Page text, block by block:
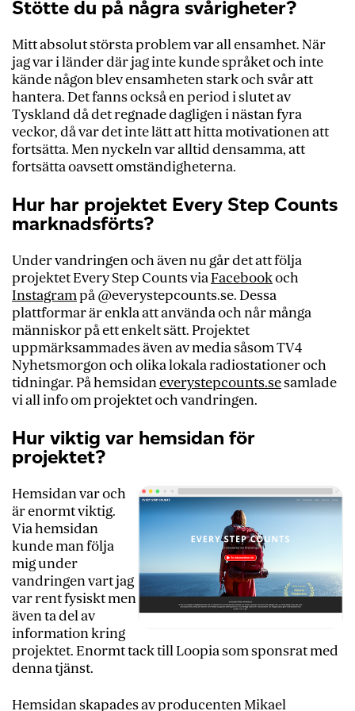
Stötte du på några svårigheter?
Mitt absolut största problem var all ensamhet. När
jag var i länder där jag inte kunde språket och inte
kände någon blev ensamheten stark och svår att
hantera. Det fanns också en period i slutet av
Tyskland då det regnade dagligen i nästan fyra
veckor, då var det inte lätt att hitta motivationen att
fortsätta. Men nyckeln var alltid densamma, att
fortsätta oavsett omständigheterna.
Hur har projektet Every Step Counts
marknadsförts?
Under vandringen och även nu går det att följa
projektet Every Step Counts viaFacebookoch
Instagrampå @everystepcounts.se. Dessa
plattformar är enkla att använda och når många
människor på ett enkelt sätt. Projektet
uppmärksammades även av media såsom TV4
Nyhetsmorgon och olika lokala radiostationer och
tidningar. På hemsidaneverystepcounts.sesamlade
vi all info om projektet och vandringen.
Hur viktig var hemsidan för
projektet?
Hemsidan var och
är enormt viktig.
Via hemsidan
kunde man följa
mig under
vandringen vart jag
var rent fysiskt men
även ta del av
information kring
projektet. Enormt tack till Loopia som sponsrat med
denna tjänst.
Hemsidan skapades av producenten Mikael